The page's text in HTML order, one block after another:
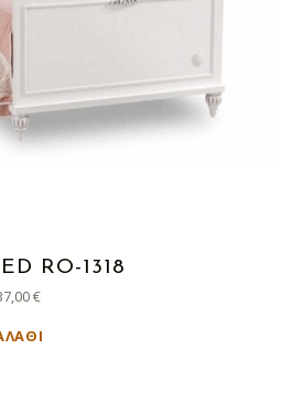
RO-1318
είναι: 337,00 €.
€